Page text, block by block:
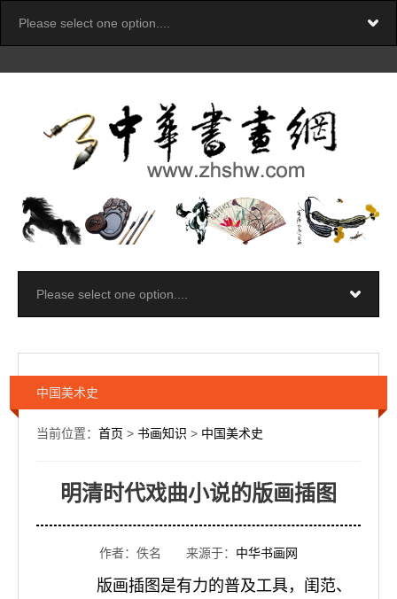
中国美术史
当前位置： 首页 > 书画知识 > 中国美术史
明清时代戏曲小说的版画插图
作者：佚名 来源于： 中华书画网
版画插图是有力的普及工具，闺范、